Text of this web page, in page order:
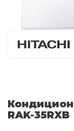
RAK-35RXB